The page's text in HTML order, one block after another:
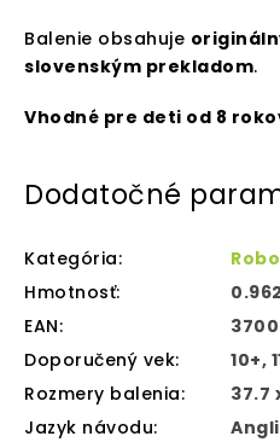
Balenie obsahuje
slovenským prekladom.
Vhodné pre deti od 8
Dodatočné
Kategória:
Hmotnosť:
EAN:
Doporučený vek:
10+,
Rozmery balenia:
37.7
Jazyk návodu: